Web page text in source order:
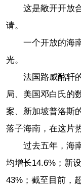
这是敞开开放
请。
一个开放的海
光。
法国路威酩轩
局、美国邓白氏的
案、新加坡普洛斯
落子海南，在这片
过去五年，海
均增长14.6%；新
43%；截至目前，